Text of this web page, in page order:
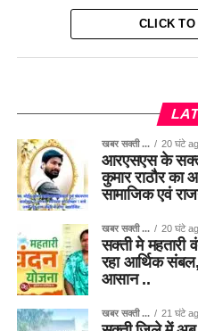
CLICK TO
खबर सक्ती ... 20 घंटे
आरएसएस के
कुमार राठौर का
सामाजिक एवं
खबर सक्ती ... 20 घंटे
सक्ती मे महतारी
रहा आर्थिक
आसान ..
खबर सक्ती ... 21 घंटे